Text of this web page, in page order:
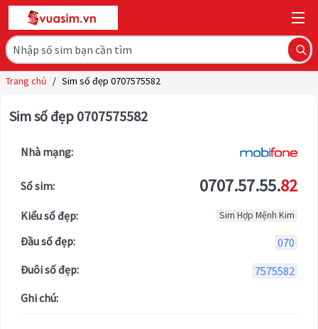
Trang chủ / Sim số đẹp 0707575582
Sim số đẹp 0707575582
Nhà mạng:
Số sim: 0707.57.55.82
Kiểu số đẹp: Sim Hợp Mệnh Kim
Đầu số đẹp:
070
Đuôi số đẹp:
7575582
Ghi chú: